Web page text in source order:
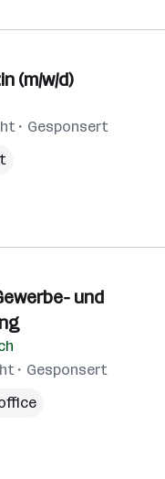
(m/w/d)
Gesponsert
und
Gesponsert